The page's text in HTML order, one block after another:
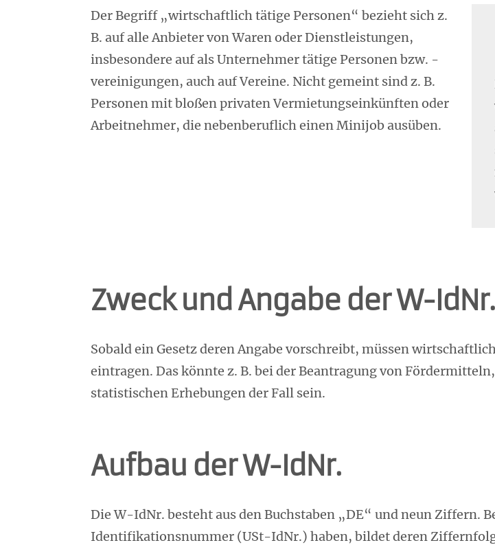
Der Begriff „wirtschaftlich tätige Personen“ bezieht sich z.
B. auf alle Anbieter von Waren oder Dienstleistungen,
insbesondere auf als Unternehmer tätige Personen bzw. -
vereinigungen, auch auf Vereine. Nicht gemeint sind z. B.
Personen mit bloßen privaten Vermietungseinkünften oder
Arbeitnehmer, die nebenberuflich einen Minijob ausüben.
Zweck und Angabe der W-IdNr.
Sobald ein Gesetz deren Angabe vorschreibt, müssen
eintragen. Das könnte z. B. bei der Beantragung von
statistischen Erhebungen der Fall sein.
Aufbau der W-IdNr.
Die W-IdNr. besteht aus den Buchstaben „DE“ und neun Ziffern.
Identifikationsnummer (USt-IdNr.) haben, bildet deren